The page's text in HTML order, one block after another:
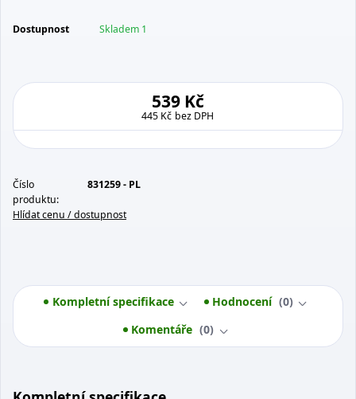
Dostupnost Skladem 1
539 Kč
445 Kč bez DPH
Číslo
produktu:
831259 - PL
Hlídat cenu / dostupnost
Kompletní specifikace Hodnocení
0
Komentáře
0